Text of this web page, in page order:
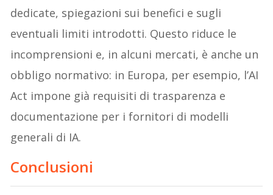
dedicate, spiegazioni sui benefici e sugli
eventuali limiti introdotti. Questo riduce le
incomprensioni e, in alcuni mercati, è anche un
obbligo normativo: in Europa, per esempio, l’AI
Act impone già requisiti di trasparenza e
documentazione per i fornitori di modelli
generali di IA.
Conclusioni